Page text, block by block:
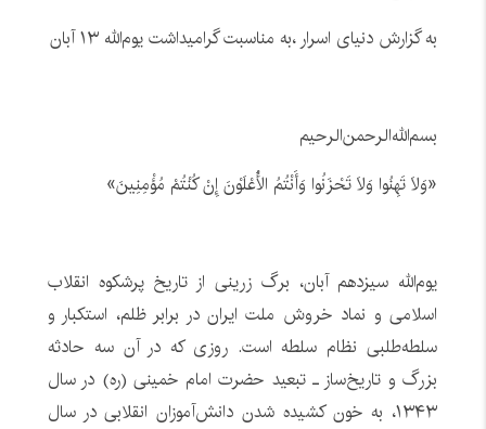
به گزارش دنیای اسرار ،به مناسبت گرامیداشت یوم‌الله ۱۳ آبان
بسم‌الله‌الرحمن‌الرحیم
«وَلَا تَهِنُوا وَلَا تَحْزَنُوا وَأَنْتُمُ الْأَعْلَوْنَ إِنْ كُنْتُمْ مُؤْمِنِينَ»
یوم‌الله سیزدهم آبان، برگ زرینی از تاریخ پرشکوه انقلاب
اسلامی و نماد خروش ملت ایران در برابر ظلم، استکبار و
سلطه‌طلبی نظام سلطه است. روزی که در آن سه حادثه
بزرگ و تاریخ‌ساز ـ تبعید حضرت امام خمینی (ره) در سال
۱۳۴۳، به خون کشیده شدن دانش‌آموزان انقلابی در سال